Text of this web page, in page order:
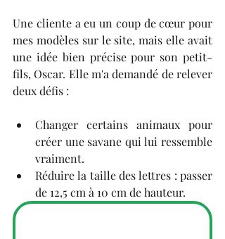
​Une cliente a eu un coup de cœur pour
mes modèles sur le site, mais elle avait
une idée bien précise pour son petit-
fils, Oscar. Elle m'a demandé de relever
deux défis :
​Changer certains animaux pour
créer une savane qui lui ressemble
vraiment.
​Réduire la taille des lettres : passer
de 12,5 cm à 10 cm de hauteur.